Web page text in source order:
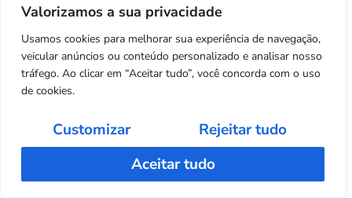
Valorizamos a sua privacidade
Usamos cookies para melhorar sua experiência de navegação,
veicular anúncios ou conteúdo personalizado e analisar nosso
tráfego. Ao clicar em “Aceitar tudo”, você concorda com o uso
de cookies.
Customizar
Rejeitar tudo
Aceitar tudo